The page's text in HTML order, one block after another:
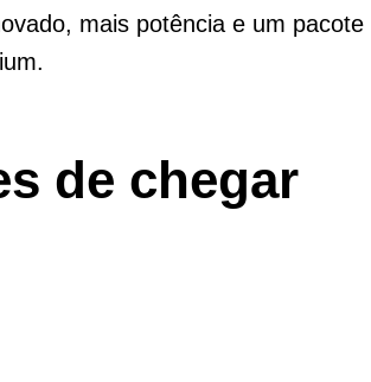
mais potência e um pacote
de chegar